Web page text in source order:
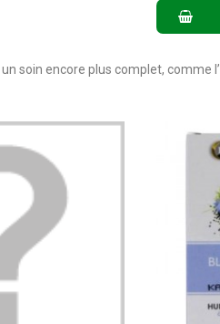
soin encore plus complet, comme l’